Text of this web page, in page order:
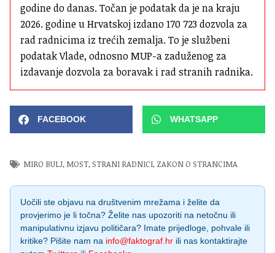
godine do danas. Točan je podatak da je na kraju
2026. godine u Hrvatskoj izdano 170 723 dozvola za
rad radnicima iz trećih zemalja. To je službeni
podatak Vlade, odnosno MUP-a zaduženog za
izdavanje dozvola za boravak i rad stranih radnika.
FACEBOOK WHATSAPP
MIRO BULJ, MOST, STRANI RADNICI, ZAKON O STRANCIMA
Uočili ste objavu na društvenim mrežama i želite da
provjerimo je li točna? Želite nas upozoriti na netočnu ili
manipulativnu izjavu političara? Imate prijedloge, pohvale ili
kritike? Pišite nam na info@faktograf.hr ili nas kontaktirajte